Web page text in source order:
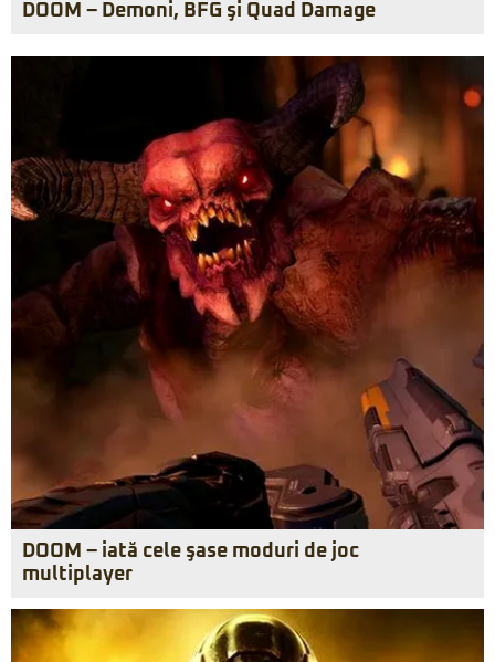
DOOM – Demoni, BFG şi Quad Damage
DOOM – iată cele şase moduri de joc
multiplayer